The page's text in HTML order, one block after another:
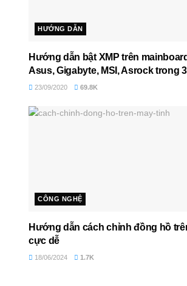
HƯỚNG DẪN
Hướng dẫn bật XMP trên
Asus, Gigabyte, MSI, Asrock trong
23/09/2020 69.8K
CÔNG NGHỆ
Hướng dẫn cách chỉnh đồng hồ
cực dễ
18/06/2024 1.7K